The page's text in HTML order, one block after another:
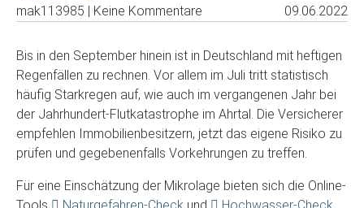
mak113985 | Keine Kommentare 09.06.2022
Bis in den September hinein ist in Deutschland mit heftigen
Regenfällen zu rechnen. Vor allem im Juli tritt statistisch
häufig Starkregen auf, wie auch im vergangenen Jahr bei
der Jahrhundert-Flutkatastrophe im Ahrtal. Die Versicherer
empfehlen Immobilienbesitzern, jetzt das eigene Risiko zu
prüfen und gegebenenfalls Vorkehrungen zu treffen.
Für eine Einschätzung der Mikrolage bieten sich die Online-